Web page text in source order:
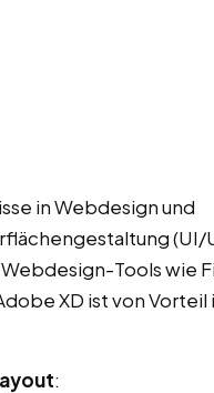
in Webdesign und
(UI/
Tools wie
XD ist von Vorteil
: